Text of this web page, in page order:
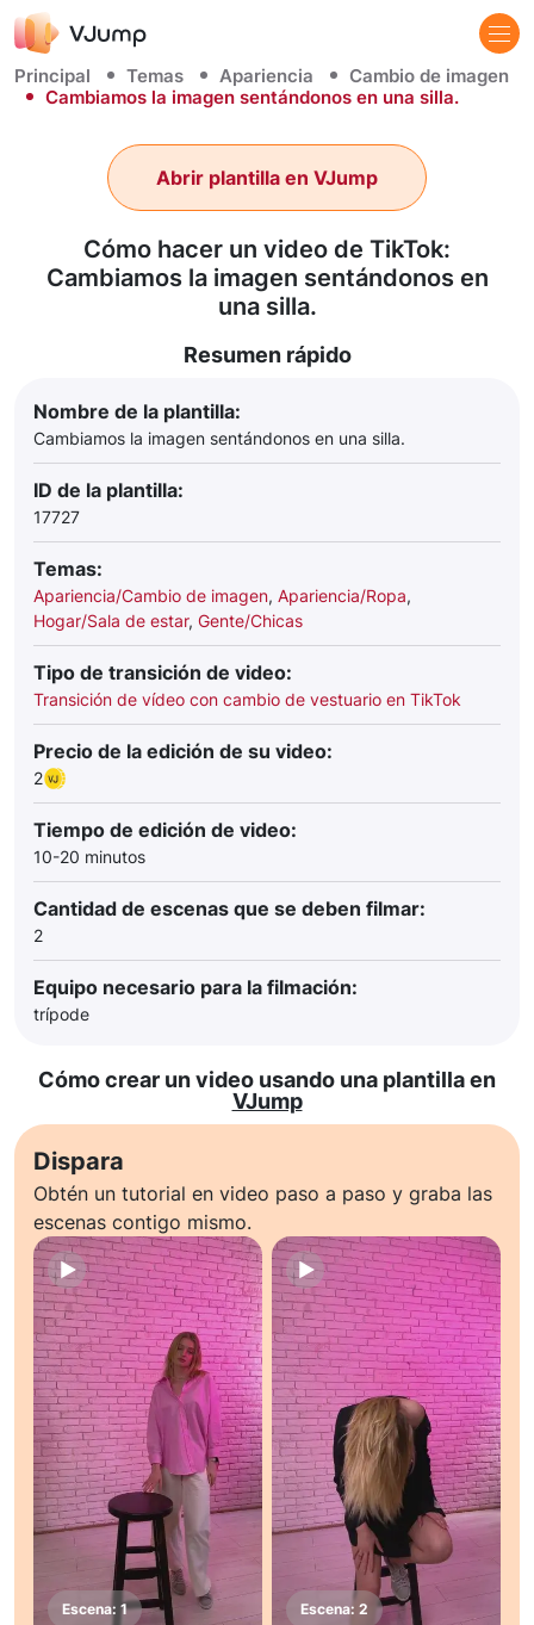
Principal Temas Apariencia
Cambio de imagen
Cambiamos la imagen sentándonos en una silla.
Cómo hacer un video de TikTok:
Cambiamos la imagen sentándonos en
una silla.
Abrir plantilla en VJump
Resumen rápido
Nombre de la plantilla:
Cambiamos la imagen sentándonos en una silla.
ID de la plantilla:
17727
Temas:
Apariencia/Cambio de imagen, Apariencia/Ropa,
Hogar/Sala de estar, Gente/Chicas
Tipo de transición de video:
Transición de vídeo con cambio de vestuario en TikTok
Precio de la edición de su video:
2
Tiempo de edición de video:
10-20 minutos
Cantidad de escenas que se deben filmar:
2
Equipo necesario para la filmación:
trípode
Cómo crear un video usando una plantilla en
VJump
Dispara
Obtén un tutorial en video paso a paso y graba las
escenas contigo mismo.